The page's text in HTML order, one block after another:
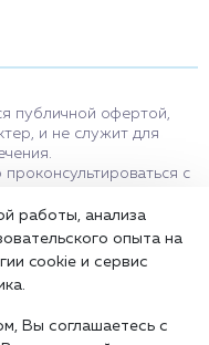
публичной офертой,
и не служит для
с
медицинскими
использование cookies.
работы, анализа
опыта на
cookie и сервис
Вы соглашаетесь с